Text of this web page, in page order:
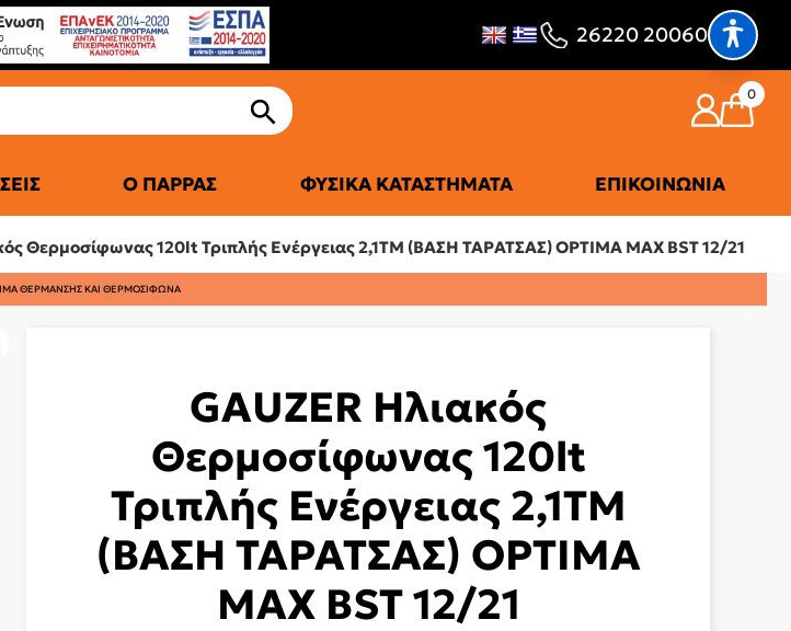
26220 20060
0
Ο ΠΑΡΡΆΣ ΦΥΣΙΚΆ ΚΑΤΑΣΤΉΜΑΤΑ ΕΠΙΚΟΙΝΩΝΊΑ
Θερμοσίφωνας 120lt Τριπλής Ενέργειας 2,1ΤΜ (ΒΑΣΗ ΤΑΡΑΤΣΑΣ) OPTIMA MAX BST 12/21
ΘΕΡΜΑΝΣΗΣ ΚΑΙ ΘΕΡΜΟΣΙΦΩΝΑ
GAUZER Ηλιακός
Θερμοσίφωνας 120lt
Τριπλής Ενέργειας 2,1ΤΜ
(ΒΑΣΗ ΤΑΡΑΤΣΑΣ) OPTIMA
MAX BST 12/21